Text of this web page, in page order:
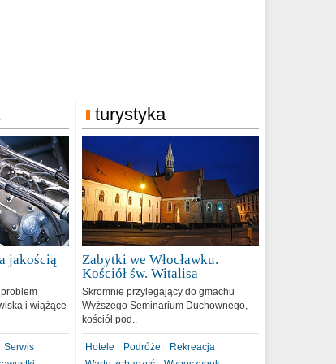
jakością
i wiążące
Serwis
turystyka
Zabytki we Włocławku.
Kościół św. Witalisa
Skromnie przylegający do gmachu
Wyższego Seminarium Duchownego,
kościół pod..
Hotele Podróże
Rekreacja